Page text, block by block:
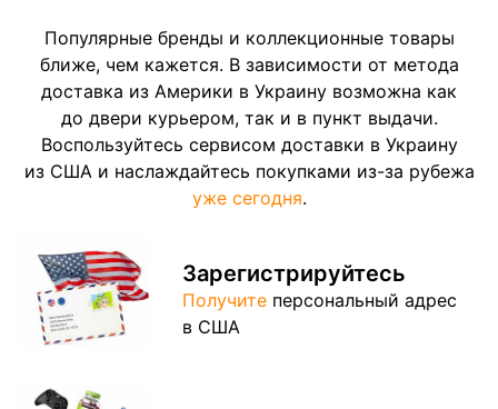
Популярные бренды и коллекционные товары
ближе, чем кажется. В зависимости от метода
доставка из Америки в Украину возможна как
до двери курьером, так и в пункт выдачи.
Воспользуйтесь сервисом доставки в Украину
из США и наслаждайтесь покупками из-за рубежа
уже сегодня.
Зарегистрируйтесь
Получите персональный адрес
в США